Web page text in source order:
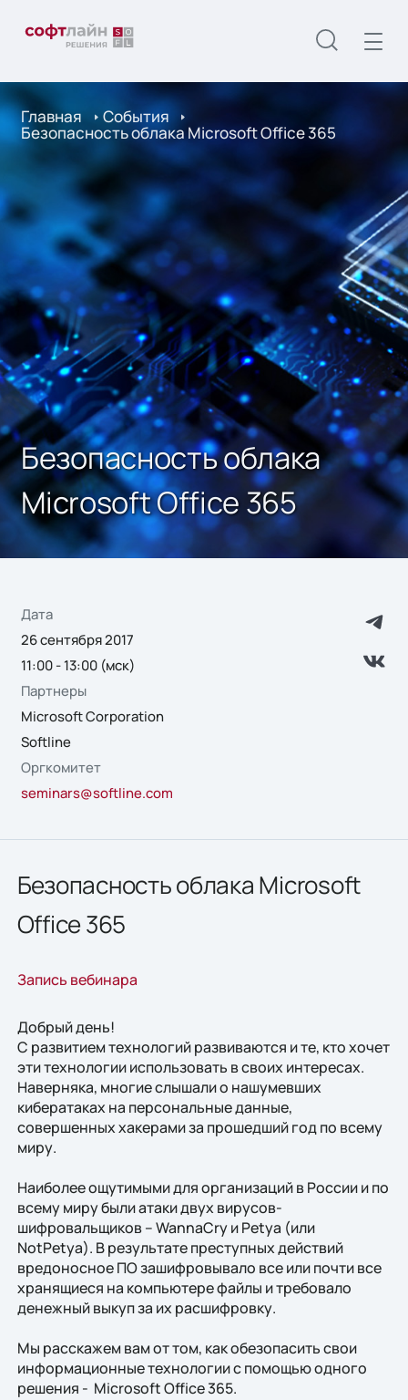
Главная События
Безопасность облака Microsoft Office 365
Безопасность облака
Microsoft Office 365
Дата
26 сентября 2017
11:00 - 13:00 (мск)
Партнеры
Microsoft Corporation
Softline
Оргкомитет
seminars@softline.com
Безопасность облака Microsoft
Office 365
Запись вебинара
Добрый день!
С развитием технологий развиваются и те, кто хочет
эти технологии использовать в своих интересах.
Наверняка, многие слышали о нашумевших
кибератаках на персональные данные,
совершенных хакерами за прошедший год по всему
миру.
Наиболее ощутимыми для организаций в России и по
всему миру были атаки двух вирусов-
шифровальщиков – WannaCry и Petya (или
NotPetya). В результате преступных действий
вредоносное ПО зашифровывало все или почти все
хранящиеся на компьютере файлы и требовало
денежный выкуп за их расшифровку.
Мы расскажем вам от том, как обезопасить свои
информационные технологии с помощью одного
решения - Microsoft Office 365.